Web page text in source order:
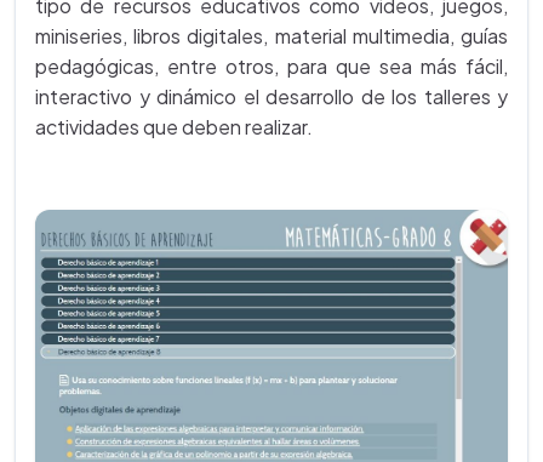
tipo de recursos educativos como videos, juegos,
miniseries, libros digitales, material multimedia, guías
pedagógicas, entre otros, para que sea más fácil,
interactivo y dinámico el desarrollo de los talleres y
actividades que deben realizar.